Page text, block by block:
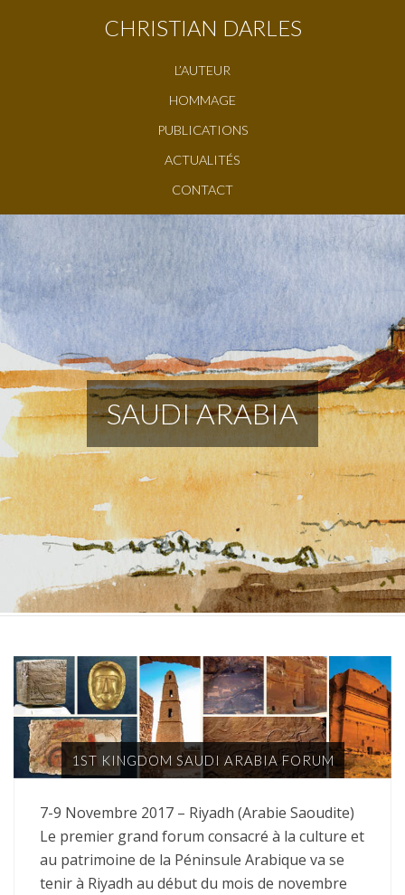
CHRISTIAN DARLES
L’AUTEUR
HOMMAGE
PUBLICATIONS
ACTUALITÉS
CONTACT
SAUDI ARABIA
1ST KINGDOM SAUDI ARABIA FORUM
7-9 Novembre 2017 – Riyadh (Arabie Saoudite)
Le premier grand forum consacré à la culture et
au patrimoine de la Péninsule Arabique va se
tenir à Riyadh au début du mois de novembre